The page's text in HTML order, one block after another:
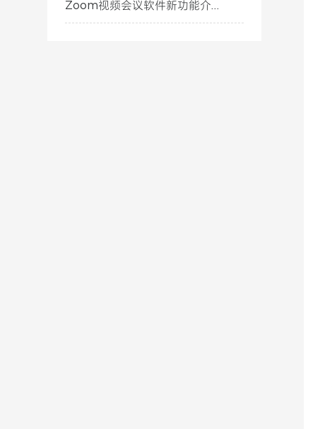
Zoom视频会议软件新功能介绍（九月篇）